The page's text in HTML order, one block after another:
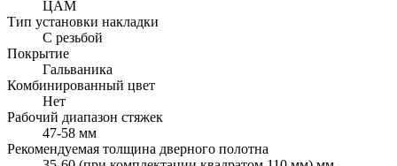
ЦАМ
Тип установки накладки
С резьбой
Покрытие
Гальваника
Комбинированный цвет
Нет
Рабочий диапазон стяжек
47-58 мм
Рекомендуемая толщина дверного полотна